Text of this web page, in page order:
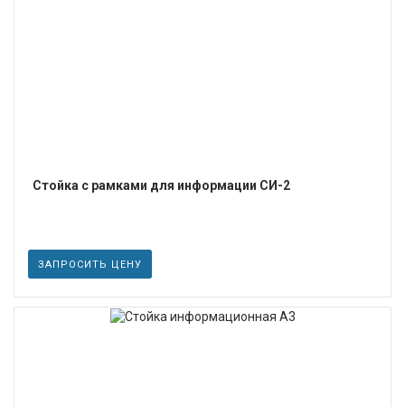
Стойка с рамками для информации СИ-2
ЗАПРОСИТЬ ЦЕНУ